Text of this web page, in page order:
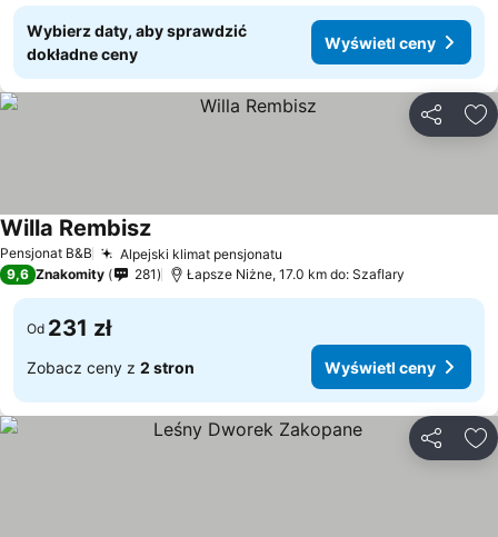
Wybierz daty, aby sprawdzić
dokładne ceny
Wyświetl ceny
Pensjonat B&B Alpejski klimat pensjonatu
Willa Rembisz
9,6 Znakomity 281 Łapsze Niżne, 17.0 km do: Szaflary
Od 231 zł
Zobacz ceny z 2 stron Wyświetl ceny